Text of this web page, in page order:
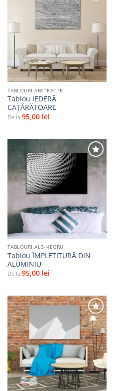
Adaugă
la
favorite
TABLOURI ABSTRACTE
Tablou IEDERĂ
CAȚĂRĂTOARE
De la 95,00 lei
favorite
TABLOURI ALB-NEGRU
Tablou ÎMPLETITURĂ DIN
ALUMINIU
De la 95,00 lei
Adaugă
la
favorite